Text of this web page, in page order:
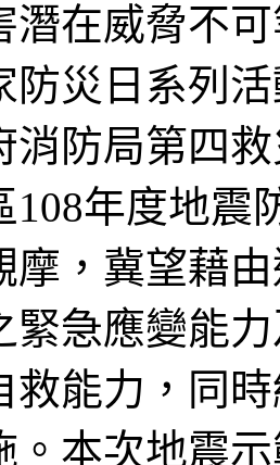
潛在威脅不
防災日系列
消防局第四
108年度地震
摩，冀望藉
緊急應變能
救能力，同
。本次地震